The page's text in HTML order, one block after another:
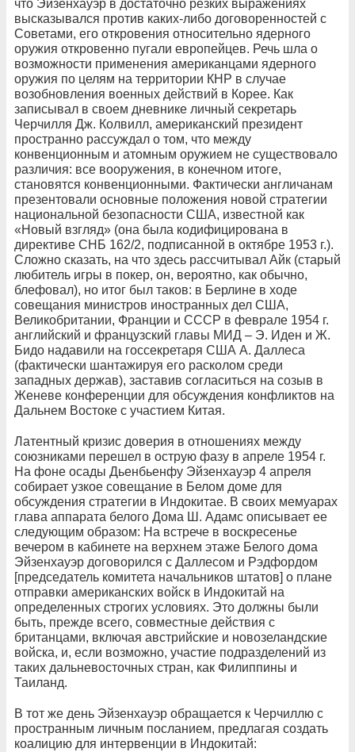
что Эйзенхауэр в достаточно резких выражениях
высказывался против каких-либо договоренностей с
Советами, его откровения относительно ядерного
оружия откровенно пугали европейцев. Речь шла о
возможности применения американцами ядерного
оружия по целям на территории КНР в случае
возобновления военных действий в Корее. Как
записывал в своем дневнике личный секретарь
Черчилля Дж. Колвилл, американский президент
пространно рассуждал о том, что между
конвенционным и атомным оружием не существовало
различия: все вооружения, в конечном итоге,
становятся конвенционными. Фактически англичанам
презентовали основные положения новой стратегии
национальной безопасности США, известной как
«Новый взгляд» (она была кодифицирована в
директиве СНБ 162/2, подписанной в октябре 1953 г.).
Сложно сказать, на что здесь рассчитывал Айк (старый
любитель игры в покер, он, вероятно, как обычно,
блефовал), но итог был таков: в Берлине в ходе
совещания министров иностранных дел США,
Великобритании, Франции и СССР в феврале 1954 г.
английский и французский главы МИД – Э. Иден и Ж.
Бидо надавили на госсекретаря США А. Даллеса
(фактически шантажируя его расколом среди
западных держав), заставив согласиться на созыв в
Женеве конференции для обсуждения конфликтов на
Дальнем Востоке с участием Китая.
Латентный кризис доверия в отношениях между
союзниками перешел в острую фазу в апреле 1954 г.
На фоне осады Дьенбьенфу Эйзенхауэр 4 апреля
собирает узкое совещание в Белом доме для
обсуждения стратегии в Индокитае. В своих мемуарах
глава аппарата белого Дома Ш. Адамс описывает ее
следующим образом: На встрече в воскресенье
вечером в кабинете на верхнем этаже Белого дома
Эйзенхауэр договорился с Даллесом и Рэдфордом
[председатель комитета начальников штатов] о плане
отправки американских войск в Индокитай на
определенных строгих условиях. Это должны были
быть, прежде всего, совместные действия с
британцами, включая австрийские и новозеландские
войска, и, если возможно, участие подразделений из
таких дальневосточных стран, как Филиппины и
Таиланд.
В тот же день Эйзенхауэр обращается к Черчиллю с
пространным личным посланием, предлагая создать
коалицию для интервенции в Индокитай: